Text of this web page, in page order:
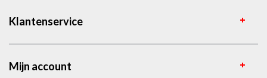
Klantenservice
Mijn account